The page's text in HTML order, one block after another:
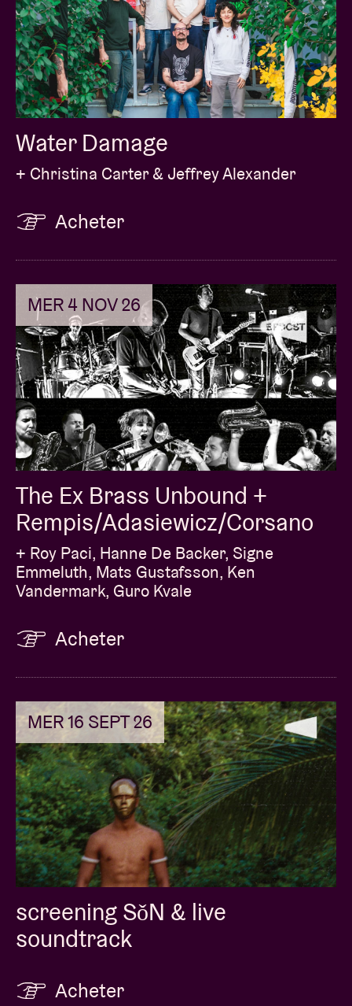
Water Damage
+ Christina Carter & Jeffrey Alexander
Acheter
MER 4 NOV 26
The Ex Brass Unbound +
Rempis/Adasiewicz/Corsano
+ Roy Paci, Hanne De Backer, Signe
Emmeluth, Mats Gustafsson, Ken
Vandermark, Guro Kvale
Acheter
MER 16 SEPT 26
screening SǒN & live
soundtrack
Acheter